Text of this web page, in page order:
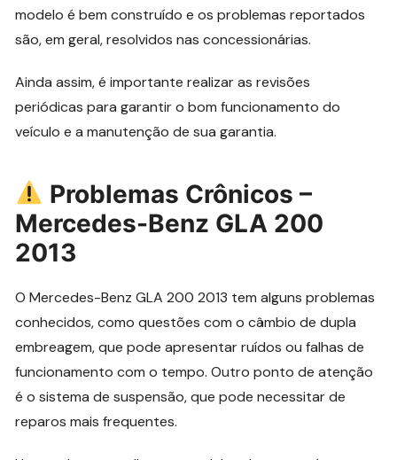
modelo é bem construído e os problemas reportados
são, em geral, resolvidos nas concessionárias.
Ainda assim, é importante realizar as revisões
periódicas para garantir o bom funcionamento do
veículo e a manutenção de sua garantia.
Problemas Crônicos –
Mercedes-Benz GLA 200
2013
O Mercedes-Benz GLA 200 2013 tem alguns problemas
conhecidos, como questões com o câmbio de dupla
embreagem, que pode apresentar ruídos ou falhas de
funcionamento com o tempo. Outro ponto de atenção
é o sistema de suspensão, que pode necessitar de
reparos mais frequentes.